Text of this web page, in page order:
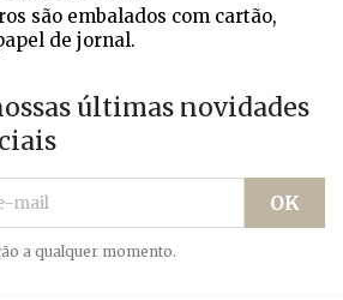
são embalados com cartão,
de jornal.
últimas novidades
a qualquer momento.